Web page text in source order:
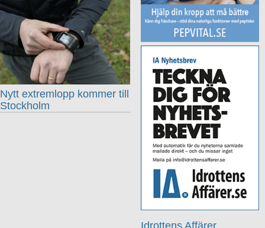
Nytt extremlopp kommer till
Stockholm